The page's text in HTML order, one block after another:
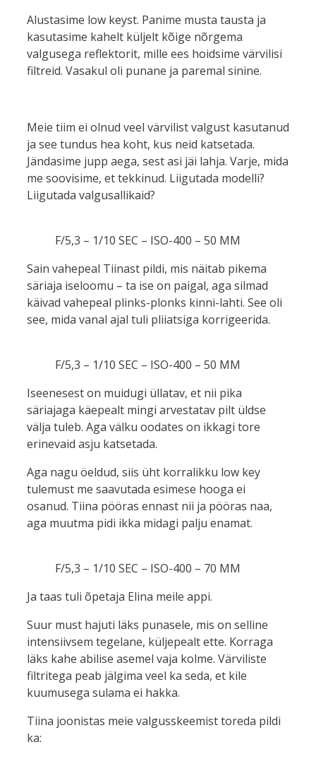
Alustasime low keyst. Panime musta tausta ja
kasutasime kahelt küljelt kõige nõrgema
valgusega reflektorit, mille ees hoidsime värvilisi
filtreid. Vasakul oli punane ja paremal sinine.
Meie tiim ei olnud veel värvilist valgust kasutanud
ja see tundus hea koht, kus neid katsetada.
Jändasime jupp aega, sest asi jäi lahja. Varje, mida
me soovisime, et tekkinud. Liigutada modelli?
Liigutada valgusallikaid?
F/5,3 – 1/10 SEC – ISO-400 – 50 MM
Sain vahepeal Tiinast pildi, mis näitab pikema
säriaja iseloomu – ta ise on paigal, aga silmad
käivad vahepeal plinks-plonks kinni-lahti. See oli
see, mida vanal ajal tuli pliiatsiga korrigeerida.
F/5,3 – 1/10 SEC – ISO-400 – 50 MM
Iseenesest on muidugi üllatav, et nii pika
säriajaga käepealt mingi arvestatav pilt üldse
välja tuleb. Aga välku oodates on ikkagi tore
erinevaid asju katsetada.
Aga nagu öeldud, siis üht korralikku low key
tulemust me saavutada esimese hooga ei
osanud. Tiina pööras ennast nii ja pööras naa,
aga muutma pidi ikka midagi palju enamat.
F/5,3 – 1/10 SEC – ISO-400 – 70 MM
Ja taas tuli õpetaja Elina meile appi.
Suur must hajuti läks punasele, mis on selline
intensiivsem tegelane, küljepealt ette. Korraga
läks kahe abilise asemel vaja kolme. Värviliste
filtritega peab jälgima veel ka seda, et kile
kuumusega sulama ei hakka.
Tiina joonistas meie valgusskeemist toreda pildi
ka: